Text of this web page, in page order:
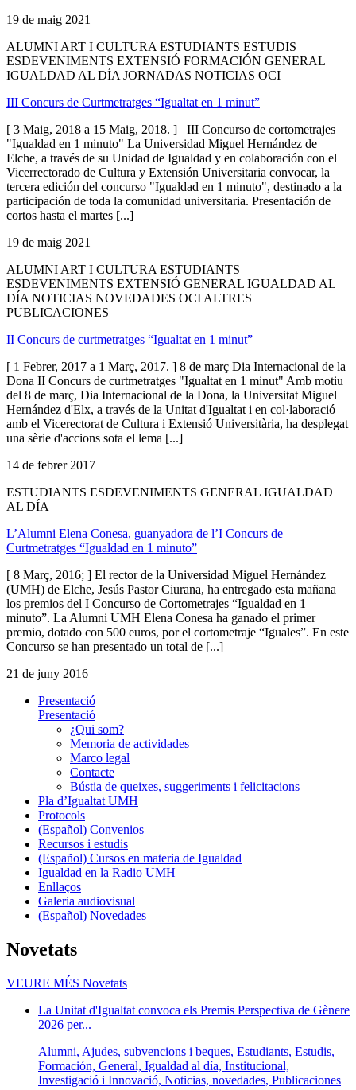
19 de maig 2021
ALUMNI ART I CULTURA ESTUDIANTS ESTUDIS
ESDEVENIMENTS EXTENSIÓ FORMACIÓN GENERAL
IGUALDAD AL DÍA JORNADAS NOTICIAS OCI
III Concurs de Curtmetratges “Igualtat en 1 minut”
[ 3 Maig, 2018 a 15 Maig, 2018. ] III Concurso de cortometrajes
"Igualdad en 1 minuto" La Universidad Miguel Hernández de
Elche, a través de su Unidad de Igualdad y en colaboración con el
Vicerrectorado de Cultura y Extensión Universitaria convocar, la
tercera edición del concurso "Igualdad en 1 minuto", destinado a la
participación de toda la comunidad universitaria. Presentación de
cortos hasta el martes [...]
19 de maig 2021
ALUMNI ART I CULTURA ESTUDIANTS
ESDEVENIMENTS EXTENSIÓ GENERAL IGUALDAD AL
DÍA NOTICIAS NOVEDADES OCI ALTRES
PUBLICACIONES
II Concurs de curtmetratges “Igualtat en 1 minut”
[ 1 Febrer, 2017 a 1 Març, 2017. ] 8 de març Dia Internacional de la
Dona II Concurs de curtmetratges "Igualtat en 1 minut" Amb motiu
del 8 de març, Dia Internacional de la Dona, la Universitat Miguel
Hernández d'Elx, a través de la Unitat d'Igualtat i en col·laboració
amb el Vicerectorat de Cultura i Extensió Universitària, ha desplegat
una sèrie d'accions sota el lema [...]
14 de febrer 2017
ESTUDIANTS ESDEVENIMENTS GENERAL IGUALDAD
AL DÍA
L’Alumni Elena Conesa, guanyadora de l’I Concurs de
Curtmetratges “Igualdad en 1 minuto”
[ 8 Març, 2016; ] El rector de la Universidad Miguel Hernández
(UMH) de Elche, Jesús Pastor Ciurana, ha entregado esta mañana
los premios del I Concurso de Cortometrajes “Igualdad en 1
minuto”. La Alumni UMH Elena Conesa ha ganado el primer
premio, dotado con 500 euros, por el cortometraje “Iguales”. En este
Concurso se han presentado un total de [...]
21 de juny 2016
Presentació
Presentació
¿Qui som?
Memoria de actividades
Marco legal
Contacte
Bústia de queixes, suggeriments i felicitacions
Pla d’Igualtat UMH
Protocols
(Español) Convenios
Recursos i estudis
(Español) Cursos en materia de Igualdad
Igualdad en la Radio UMH
Enllaços
Galeria audiovisual
(Español) Novedades
Novetats
VEURE MÉS Novetats
La Unitat d'Igualtat convoca els Premis Perspectiva de Gènere
2026 per...
Alumni, Ajudes, subvencions i beques, Estudiants, Estudis,
Formación, General, Igualdad al día, Institucional,
Investigació i Innovació, Noticias, novedades, Publicaciones